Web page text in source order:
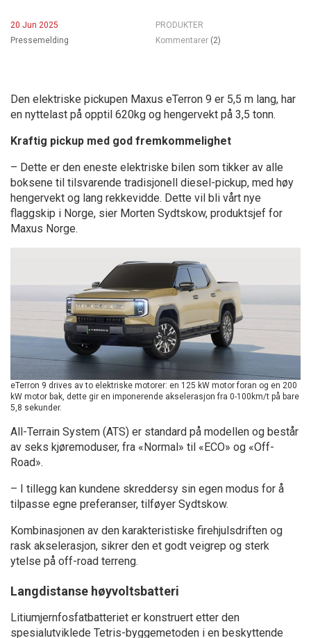
20 Jun 2025
PRODUKTER
Pressemelding
Kommentarer (2)
Den elektriske pickupen Maxus eTerron 9 er 5,5 m lang, har
en nyttelast på opptil 620kg og hengervekt på 3,5 tonn.
Kraftig pickup med god fremkommelighet
– Dette er den eneste elektriske bilen som tikker av alle
boksene til tilsvarende tradisjonell diesel-pickup, med høy
hengervekt og lang rekkevidde. Dette vil bli vårt nye
flaggskip i Norge, sier Morten Sydtskow, produktsjef for
Maxus Norge.
eTerron 9 drives av to elektriske motorer: en 125 kW motor foran og en 200
kW motor bak, dette gir en imponerende akselerasjon fra 0-100km/t på bare
5,8 sekunder.
All-Terrain System (ATS) er standard på modellen og består
av seks kjøremoduser, fra «Normal» til «ECO» og «Off-
Road».
– I tillegg kan kundene skreddersy sin egen modus for å
tilpasse egne preferanser, tilføyer Sydtskow.
Kombinasjonen av den karakteristiske firehjulsdriften og
rask akselerasjon, sikrer den et godt veigrep og sterk
ytelse på off-road terreng.
Langdistanse høyvoltsbatteri
Litiumjernfosfatbatteriet er konstruert etter den
spesialutviklede Tetris-byggemetoden i en beskyttende